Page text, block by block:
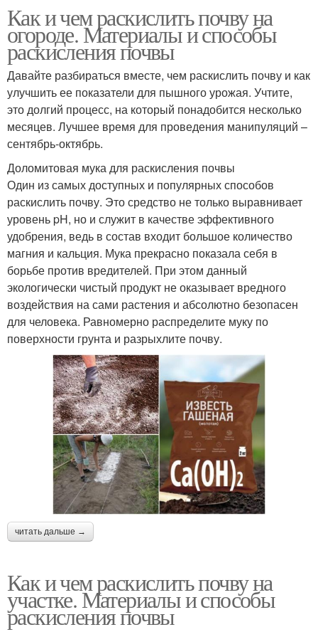
Как и чем раскислить почву на
огороде. Материалы и способы
раскисления почвы
Давайте разбираться вместе, чем раскислить почву и как
улучшить ее показатели для пышного урожая. Учтите,
это долгий процесс, на который понадобится несколько
месяцев. Лучшее время для проведения манипуляций –
сентябрь-октябрь.
Доломитовая мука для раскисления почвы
Один из самых доступных и популярных способов
раскислить почву. Это средство не только выравнивает
уровень pH, но и служит в качестве эффективного
удобрения, ведь в состав входит большое количество
магния и кальция. Мука прекрасно показала себя в
борьбе против вредителей. При этом данный
экологически чистый продукт не оказывает вредного
воздействия на сами растения и абсолютно безопасен
для человека. Равномерно распределите муку по
поверхности грунта и разрыхлите почву.
читать дальше →
Как и чем раскислить почву на
участке. Материалы и способы
раскисления почвы